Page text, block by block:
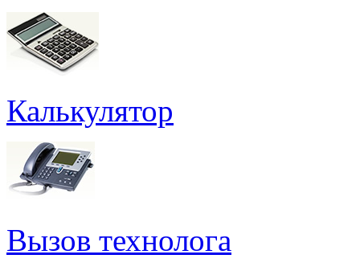
Калькулятор
Вызов технолога